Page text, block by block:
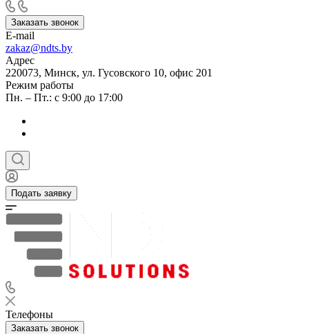
Заказать звонок
E-mail
zakaz@ndts.by
Адрес
220073, Минск, ул. Гусовского 10, офис 201
Режим работы
Пн. – Пт.: с 9:00 до 17:00
Подать заявку
Телефоны
Заказать звонок